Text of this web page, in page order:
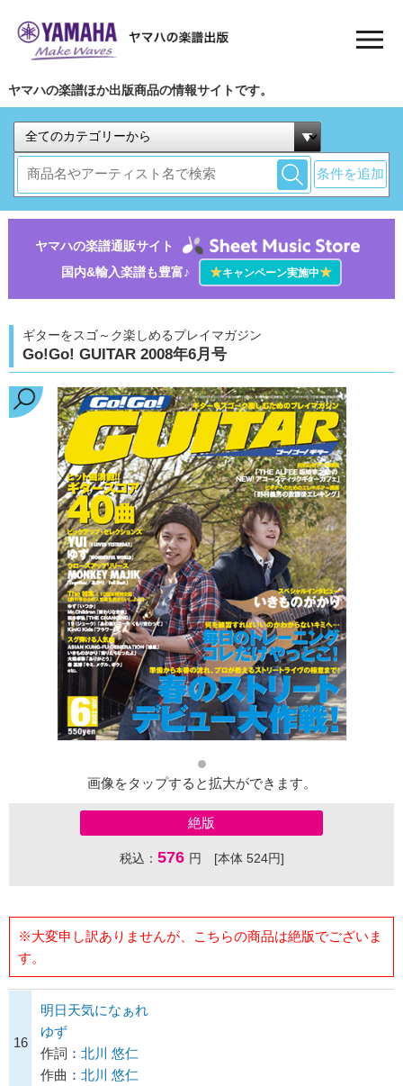
ヤマハの楽譜ほか出版商品の情報サイトです。
条件を追加
ヤマハの楽譜通販サイト
国内&輸入楽譜も豊富♪
★キャンペーン実施中★
ギターをスゴ～ク楽しめるプレイマガジン
Go!Go! GUITAR 2008年6月号
画像をタップすると拡大ができます。
絶版
税込： 576 円 [本体 524円]
※大変申し訳ありませんが、こちらの商品は絶版でございま
す。
16
明日天気になぁれ
ゆず
作詞： 北川 悠仁
作曲： 北川 悠仁